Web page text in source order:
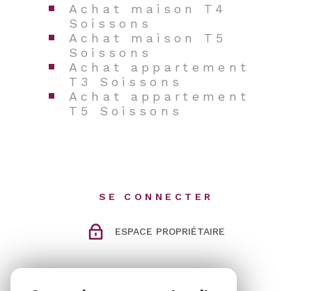
Achat maison T4
Soissons
Achat maison T5
Soissons
Achat appartement
T3 Soissons
Achat appartement
T5 Soissons
SE CONNECTER
ESPACE PROPRIÉTAIRE